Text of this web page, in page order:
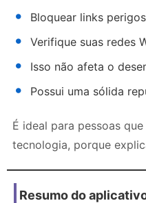
Bloquear links
Verifique suas redes
Isso não afeta o
Possui uma sólida
É ideal para pessoas
tecnologia, porque
Resumo do